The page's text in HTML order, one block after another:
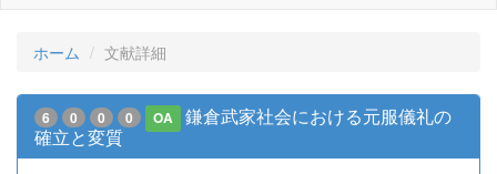
ホーム 文献詳細
6 0 0 0 OA
鎌倉武家社会における元服儀礼の
確立と変質